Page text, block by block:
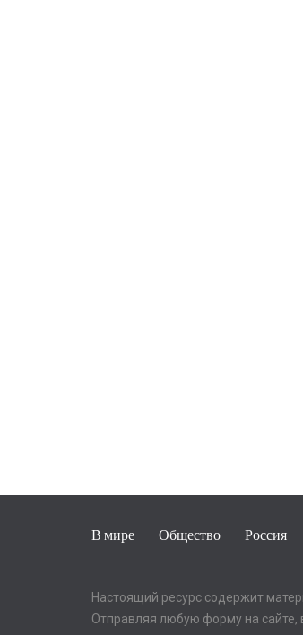
В мире Общество Россия
Настоящий ресурс содержит
Отправляя любую форму на сайте,